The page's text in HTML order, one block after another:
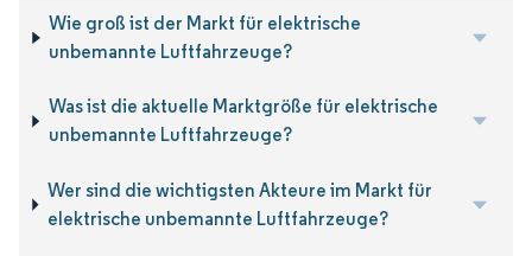
Wie groß ist der Markt für elektrische
unbemannte Luftfahrzeuge?
Was ist die aktuelle Marktgröße für elektrische
unbemannte Luftfahrzeuge?
Wer sind die wichtigsten Akteure im Markt für
elektrische unbemannte Luftfahrzeuge?